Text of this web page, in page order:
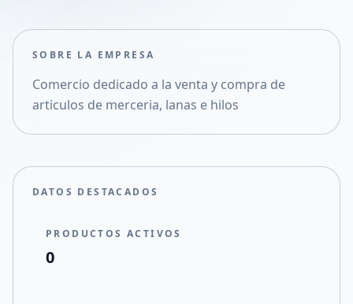
Compartir en X
SOBRE LA EMPRESA
Comercio dedicado a la venta y compra de
articulos de merceria, lanas e hilos
DATOS DESTACADOS
PRODUCTOS ACTIVOS
0